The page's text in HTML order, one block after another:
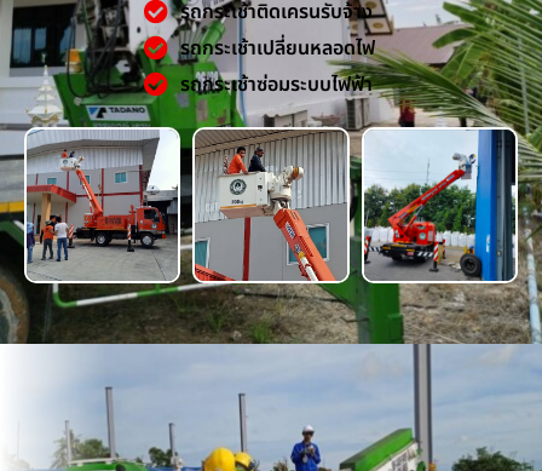
รถกระเช้าติดเครนรับจ้าง
รถกระเช้าเปลี่ยนหลอดไฟ
รถกระเช้าซ่อมระบบไฟฟ้า